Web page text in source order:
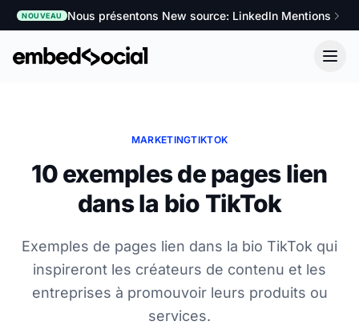
NOUVEAU Nous présentons New source: LinkedIn Mentions
MARKETINGTIKTOK
10 exemples de pages lien
dans la bio TikTok
Exemples de pages lien dans la bio TikTok qui
inspireront les créateurs de contenu et les
entreprises à promouvoir leurs produits ou
services.